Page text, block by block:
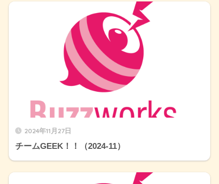
2024年11月27日
チームGEEK！！（2024-11）